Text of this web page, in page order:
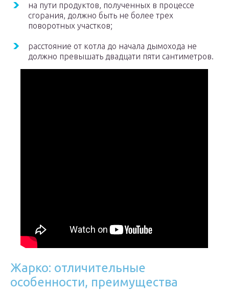
на пути продуктов, полученных в процессе
сгорания, должно быть не более трех
поворотных участков;
расстояние от котла до начала дымохода не
должно превышать двадцати пяти сантиметров.
Жарко: отличительные
особенности, преимущества